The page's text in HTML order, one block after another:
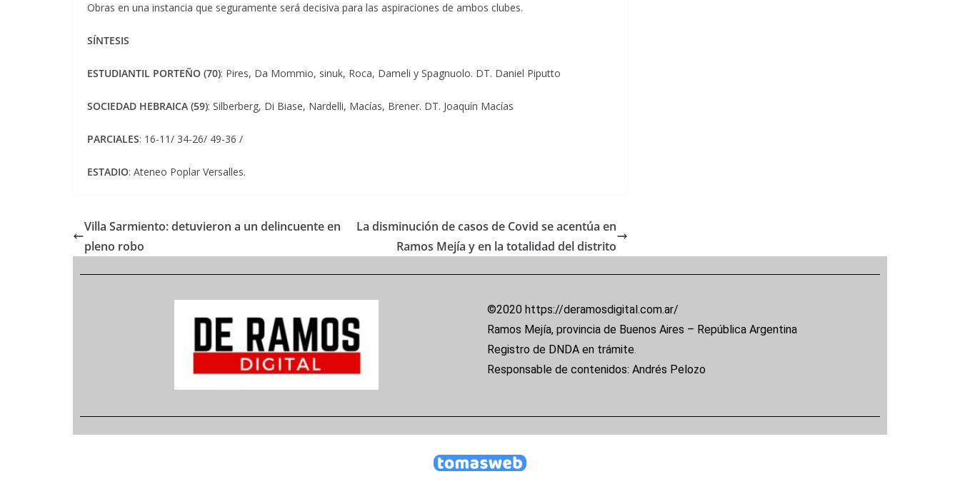
Obras en una instancia que seguramente será decisiva para las aspiraciones de ambos clubes.
SÍNTESIS
ESTUDIANTIL PORTEÑO (70): Pires, Da Mommio, sinuk, Roca, Dameli y Spagnuolo. DT. Daniel Piputto
SOCIEDAD HEBRAICA (59): Silberberg, Di Biase, Nardelli, Macías, Brener. DT. Joaquín Macías
PARCIALES: 16-11/ 34-26/ 49-36 /
ESTADIO: Ateneo Poplar Versalles.
Villa Sarmiento: detuvieron a un delincuente en
pleno robo
La disminución de casos de Covid se acentúa en
Ramos Mejía y en la totalidad del distrito
©2020 https://deramosdigital.com.ar/
Ramos Mejía, provincia de Buenos Aires – República Argentina
Registro de DNDA en trámite.
Responsable de contenidos: Andrés Pelozo